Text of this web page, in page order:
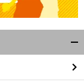
閉